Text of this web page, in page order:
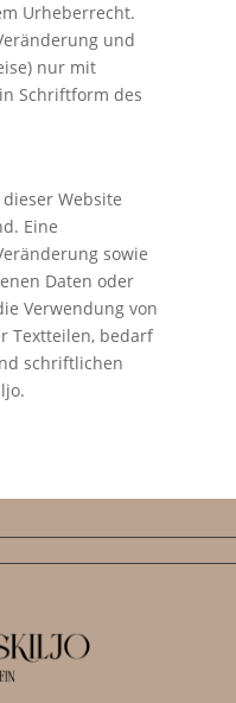
Urheberrecht.
und
nur mit
Schriftform des
Website
Eine
sowie
Daten oder
Verwendung von
Textteilen, bedarf
schriftlichen